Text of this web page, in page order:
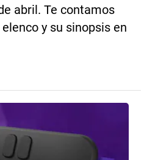
abril. Te contamos
y su sinopsis en